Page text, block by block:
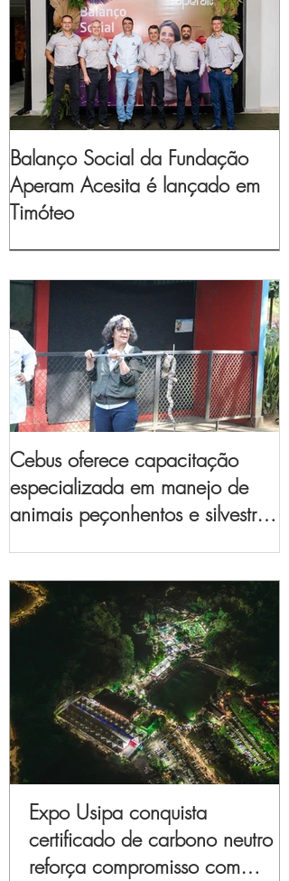
Balanço Social da Fundação
Aperam Acesita é lançado em
Timóteo
Cebus oferece capacitação
especializada em manejo de
animais peçonhentos e silvestres
Expo Usipa conquista
certificado de carbono neutro e
reforça compromisso com